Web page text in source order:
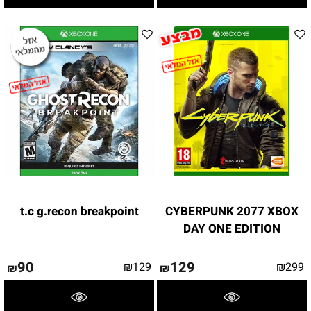
CYBERPUNK 2077 XBOX
DAY ONE EDITION
₪299
₪129
t.c g.recon breakpoint
₪129
₪90